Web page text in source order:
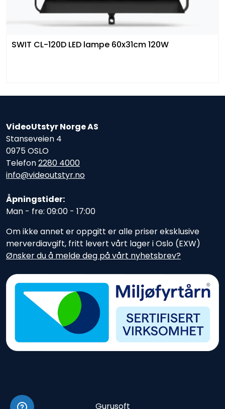
SWIT CL-120D LED lampe 60x31cm 120W
VideoUtstyr Norge AS
Stanseveien 4
0975 OSLO
Telefon2280 4000
info@videoutstyr.no
Åpningstider:
Man - fre: 09:00 - 17:00
Om ikke annet er oppgitt er alle priser eksklusive
merverdiavgift, fritt levert vårt lager i Oslo (EXW)
Ønsker du å melde deg på vårt nyhetsbrev?
Gurusoft